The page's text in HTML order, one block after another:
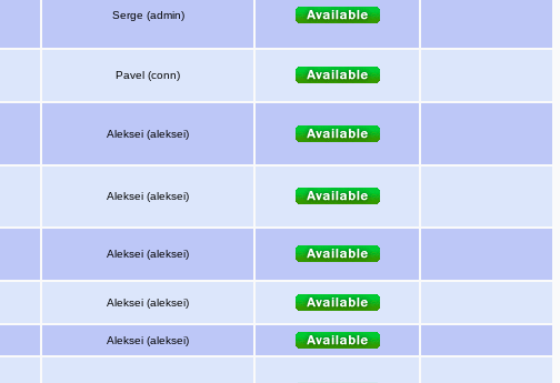
Serge (admin)
Pavel (conn)
Aleksei (aleksei)
Aleksei (aleksei)
Aleksei (aleksei)
Aleksei (aleksei)
Aleksei (aleksei)